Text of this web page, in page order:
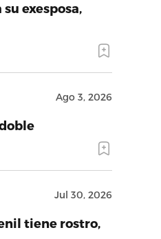
exesposa,
Ago 3, 2026
Jul 30, 2026
tiene rostro,